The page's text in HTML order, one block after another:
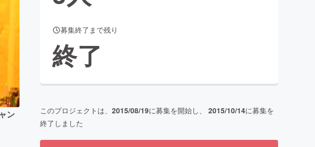
Creation
ン
募集終了まで残り
終了
このプロジェクトは、 2015/08/19に募集を開始し、 2015/10/14に募集を
終了しました